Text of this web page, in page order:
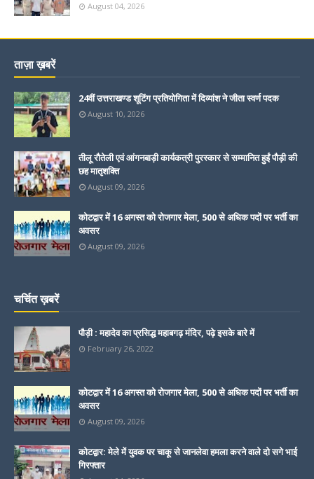
August 04, 2026
ताज़ा ख़बरें
24वीं उत्तराखण्ड शूटिंग प्रतियोगिता में दिव्यांश ने जीता स्वर्ण पदक
August 10, 2026
तीलू रौतेली एवं आंगनबाड़ी कार्यकत्री पुरस्कार से सम्मानित हुईं पौड़ी की
छह मातृशक्ति
August 09, 2026
कोटद्वार में 16 अगस्त को रोजगार मेला, 500 से अधिक पदों पर भर्ती का
अवसर
August 09, 2026
चर्चित ख़बरें
पौड़ी : महादेव का प्रसिद्ध महाबगढ़ मंदिर, पढ़े इसके बारे में
February 26, 2022
कोटद्वार में 16 अगस्त को रोजगार मेला, 500 से अधिक पदों पर भर्ती का
अवसर
August 09, 2026
कोटद्वार: मेले में युवक पर चाकू से जानलेवा हमला करने वाले दो सगे भाई
गिरफ्तार